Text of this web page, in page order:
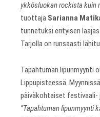
ykkösluokan rockista kuin
tuottaja Sarianna
tunnetuksi erityisen
Tarjolla on runsaasti
Tapahtuman lipunmyynti
Lippupisteessä.
päiväkohtaiset festivaali-
”Tapahtuman lipunmyynti